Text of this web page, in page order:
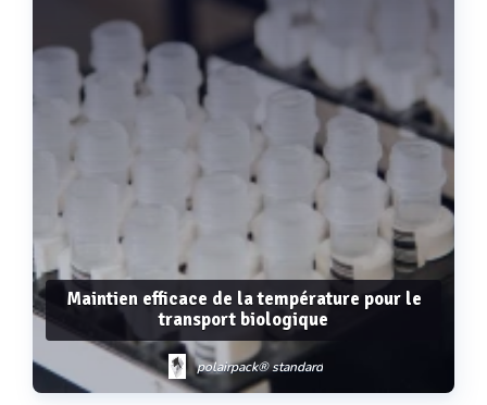
Maintien efficace de la température pour le
transport biologique
polairpack® standard